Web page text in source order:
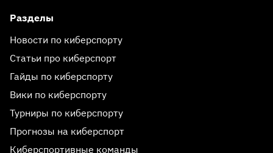
Разделы
Новости по киберспорту
Статьи про киберспорт
Гайды по киберспорту
Вики по киберспорту
Турниры по киберспорту
Прогнозы на киберспорт
Киберспортивные команды